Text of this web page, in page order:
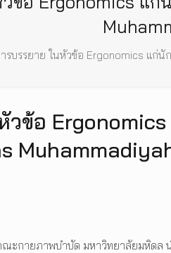
รบรรยาย ในหัวข้อ Ergonomics แก่
วข้อ
ะกายภาพบำบัด มหาวิทยาลัยมหิดล